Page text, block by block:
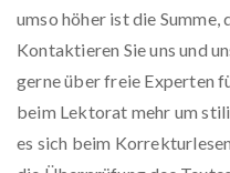
umso höher ist die Summe,
Kontaktieren Sie uns und
gerne über freie Experten
beim Lektorat mehr um
es sich beim